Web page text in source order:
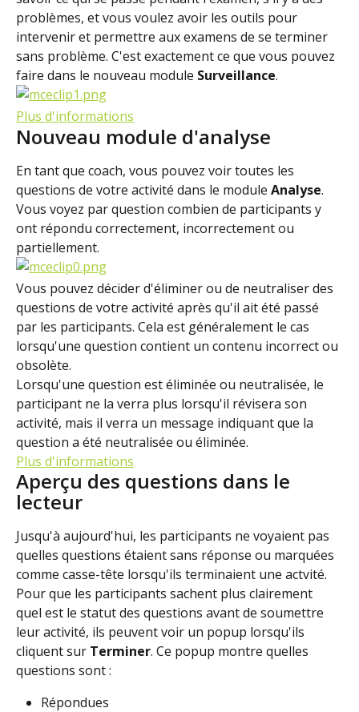
problèmes, et vous voulez avoir les outils pour
intervenir et permettre aux examens de se terminer
sans problème. C'est exactement ce que vous pouvez
faire dans le nouveau module Surveillance.
Plus d'informations
Nouveau module d'analyse
En tant que coach, vous pouvez voir toutes les
questions de votre activité dans le module Analyse.
Vous voyez par question combien de participants y
ont répondu correctement, incorrectement ou
partiellement.
Vous pouvez décider d'éliminer ou de neutraliser des
questions de votre activité après qu'il ait été passé
par les participants. Cela est généralement le cas
lorsqu'une question contient un contenu incorrect ou
obsolète.
Lorsqu'une question est éliminée ou neutralisée, le
participant ne la verra plus lorsqu'il révisera son
activité, mais il verra un message indiquant que la
question a été neutralisée ou éliminée.
Plus d'informations
Aperçu des questions dans le
lecteur
Jusqu'à aujourd'hui, les participants ne voyaient pas
quelles questions étaient sans réponse ou marquées
comme casse-tête lorsqu'ils terminaient une actvité.
Pour que les participants sachent plus clairement
quel est le statut des questions avant de soumettre
leur activité, ils peuvent voir un popup lorsqu'ils
cliquent sur Terminer. Ce popup montre quelles
questions sont :
Répondues